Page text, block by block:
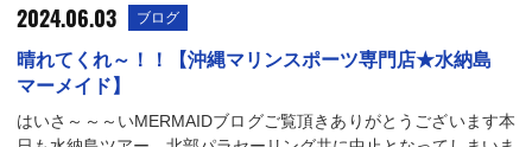
2024.06.03 ブログ
晴れてくれ～！！【沖縄マリンスポーツ専門店★水納島
マーメイド】
はいさ～～～いMERMAIDブログご覧頂きありがとうございます本